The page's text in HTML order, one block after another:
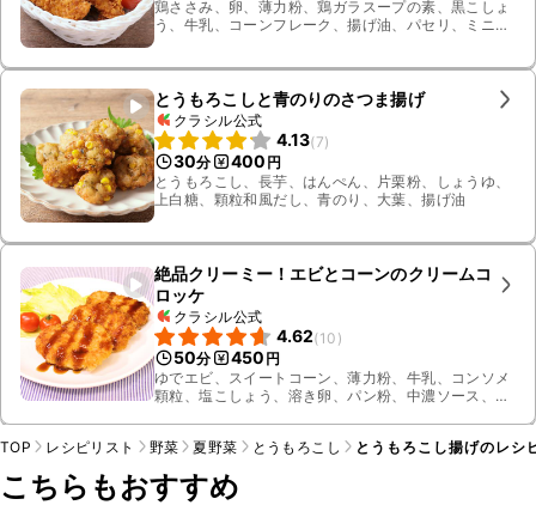
鶏ささみ、卵、薄力粉、鶏ガラスープの素、黒こしょ
う、牛乳、コーンフレーク、揚げ油、パセリ、ミニト
とうもろこしと青のりのさつま揚げ
クラシル公式
4.13(7)
30分 400 円
とうもろこし、長芋、はんぺん、片栗粉、しょうゆ、
上白糖、顆粒和風だし、青のり、大葉、揚げ油
絶品クリーミー！エビとコーンのクリームコ
ロッケ
クラシル公式
4.62(10 )
50分 450 円
ゆでエビ、スイートコーン、薄力粉、牛乳、コンソメ
顆粒、塩こしょう、溶き卵、パン粉、中濃ソース、無
TOP レシピリスト 野菜 夏野菜 とうもろこし とうもろこし揚げのレ
こちらもおすすめ